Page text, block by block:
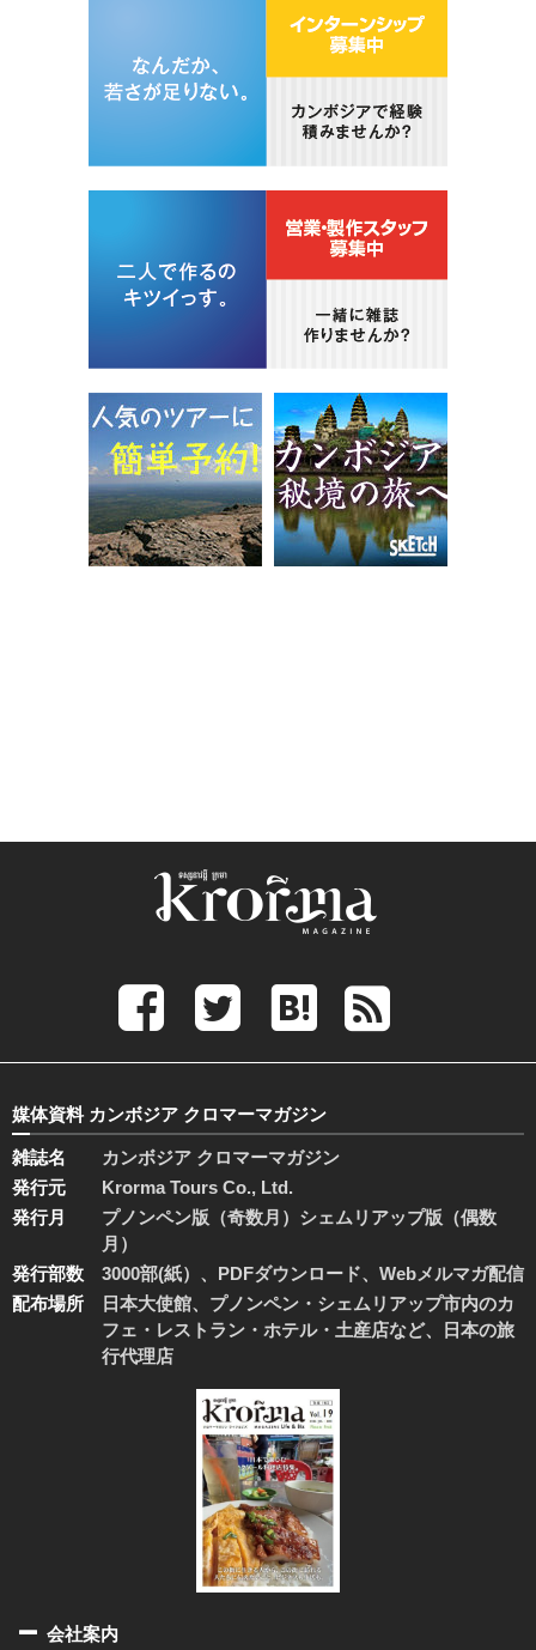
媒体資料 カンボジア クロマーマガジン
雑誌名
カンボジア クロマーマガジン
発行元
Krorma Tours Co., Ltd.
発行月
プノンペン版（奇数月）シェムリアップ版（偶数
月）
発行部数
3000部(紙）、PDFダウンロード、Webメルマガ配信
配布場所
日本大使館、プノンペン・シェムリアップ市内のカ
フェ・レストラン・ホテル・土産店など、日本の旅
行代理店
会社案内